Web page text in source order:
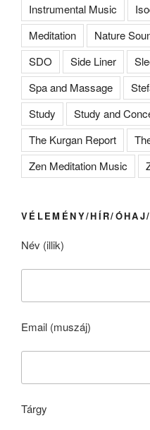
Instrumental Music
Meditation
Nature
SDO
Side Liner
Spa and Massage
Study
Study and
The Kurgan Report
Zen Meditation Music
VÉLEMÉNY/HÍR/
Név (illik)
Email (muszáj)
Tárgy